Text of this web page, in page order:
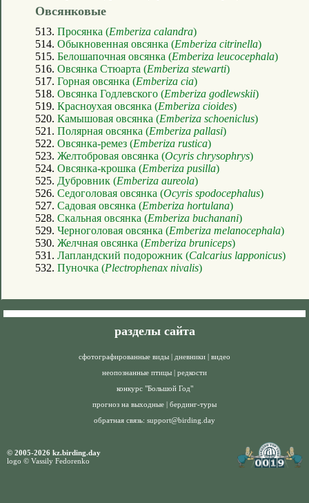
Овсянковые
513. Просянка (Emberiza calandra)
514. Обыкновенная овсянка (Emberiza citrinella)
515. Белошапочная овсянка (Emberiza leucocephala)
516. Овсянка Стюарта (Emberiza stewarti)
517. Горная овсянка (Emberiza cia)
518. Овсянка Годлевского (Emberiza godlewskii)
519. Красноухая овсянка (Emberiza cioides)
520. Камышовая овсянка (Emberiza schoeniclus)
521. Полярная овсянка (Emberiza pallasi)
522. Овсянка-ремез (Emberiza rustica)
523. Желтобровая овсянка (Ocyris chrysophrys)
524. Овсянка-крошка (Emberiza pusilla)
525. Дубровник (Emberiza aureola)
526. Седоголовая овсянка (Ocyris spodocephalus)
527. Садовая овсянка (Emberiza hortulana)
528. Скальная овсянка (Emberiza buchanani)
529. Черноголовая овсянка (Emberiza melanocephala)
530. Желчная овсянка (Emberiza bruniceps)
531. Лапландский подорожник (Calcarius lapponicus)
532. Пуночка (Plectrophenax nivalis)
разделы сайта
сфотографированные виды | дневники | видео
неопознанные птицы | редкости
конкурс "Большой Год"
прогноз на выходные | бердинг-туры
обратная связь: support@birding.day
© 2005-2026 kz.birding.day
logo © Vassily Fedorenko